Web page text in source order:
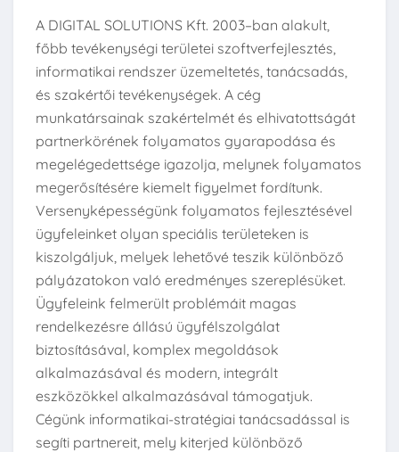
A DIGITAL SOLUTIONS Kft. 2003–ban alakult,
főbb tevékenységi területei szoftverfejlesztés,
informatikai rendszer üzemeltetés, tanácsadás,
és szakértői tevékenységek. A cég
munkatársainak szakértelmét és elhivatottságát
partnerkörének folyamatos gyarapodása és
megelégedettsége igazolja, melynek folyamatos
megerősítésére kiemelt figyelmet fordítunk.
Versenyképességünk folyamatos fejlesztésével
ügyfeleinket olyan speciális területeken is
kiszolgáljuk, melyek lehetővé teszik különböző
pályázatokon való eredményes szereplésüket.
Ügyfeleink felmerült problémáit magas
rendelkezésre állású ügyfélszolgálat
biztosításával, komplex megoldások
alkalmazásával és modern, integrált
eszközökkel alkalmazásával támogatjuk.
Cégünk informatikai-stratégiai tanácsadással is
segíti partnereit, mely kiterjed különböző